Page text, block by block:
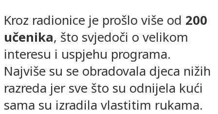
Kroz radionice je prošlo više od 200
učenika, što svjedoči o velikom
interesu i uspjehu programa.
Najviše su se obradovala djeca nižih
razreda jer sve što su odnijela kući
sama su izradila vlastitim rukama.